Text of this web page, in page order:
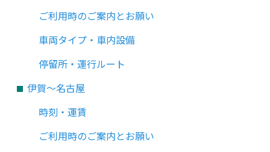
ご利用時のご案内とお願い
車両タイプ・車内設備
停留所・運行ルート
伊賀～名古屋
時刻・運賃
ご利用時のご案内とお願い